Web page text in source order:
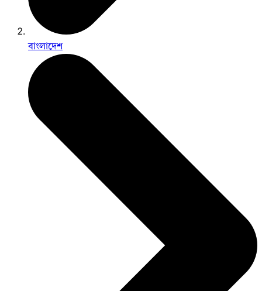
বাংলাদেশ